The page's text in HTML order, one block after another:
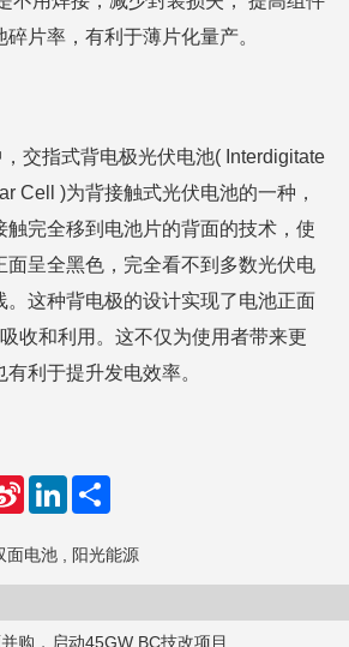
片率，有利于薄片化量产。
交指式背电极光伏电池( Interdigitate
Cell )为背接触式光伏电池的一种，
触完全移到电池片的背面的技术，使
面呈全黑色，完全看不到多数光伏电
。这种背电极的设计实现了电池正面
收和利用。这不仅为使用者带来更
利于提升发电效率。
S
a
W
e
b
o
L
e
d
n
面电池 阳光能源
购，启动45GW BC技改项目